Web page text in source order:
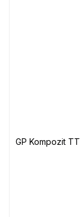
GP Kompozit